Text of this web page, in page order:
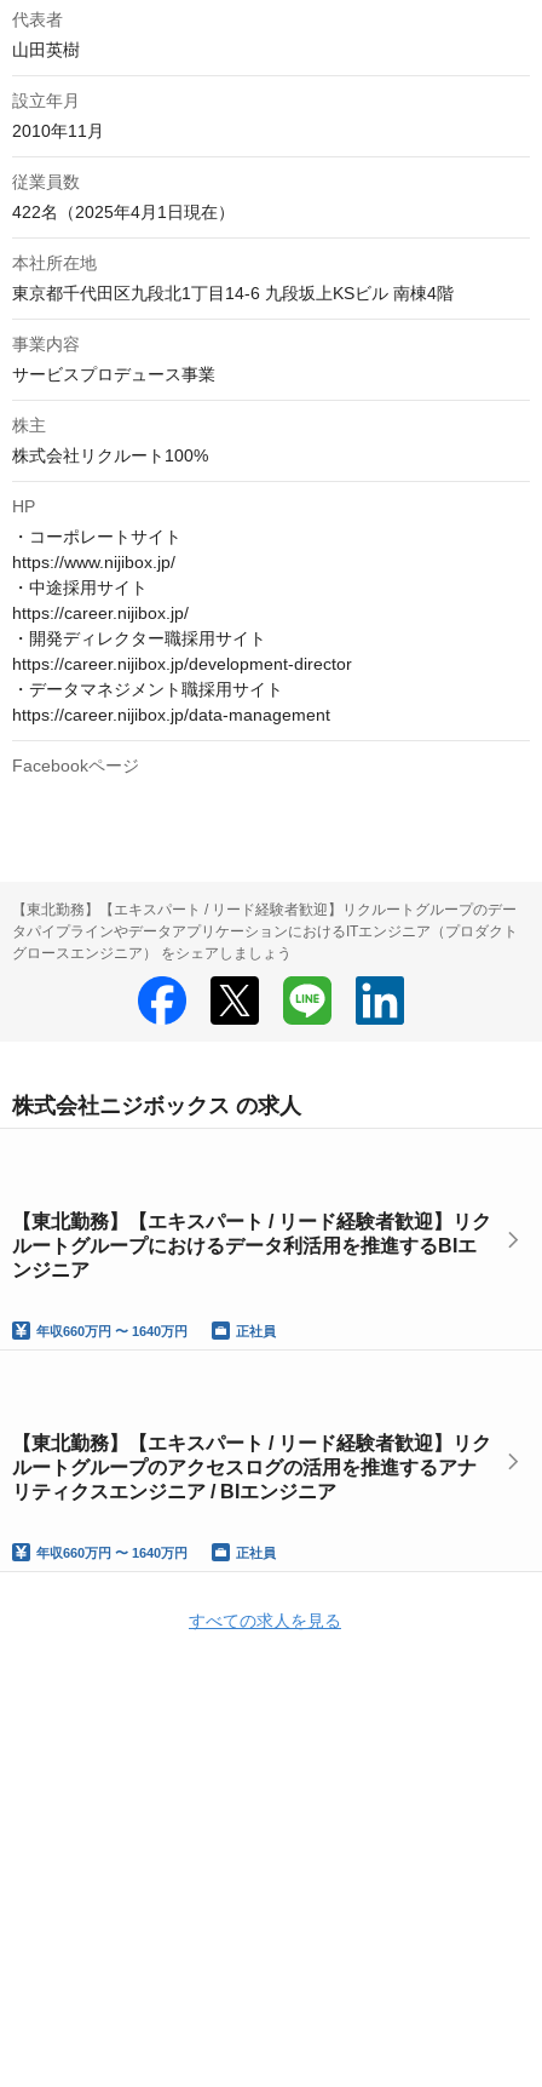
代表者
山田英樹
設立年月
2010年11月
従業員数
422名（2025年4月1日現在）
本社所在地
東京都千代田区九段北1丁目14-6 九段坂上KSビル 南棟4階
事業内容
サービスプロデュース事業
株主
株式会社リクルート100%
HP
・コーポレートサイト
https://www.nijibox.jp/
・中途採用サイト
https://career.nijibox.jp/
・開発ディレクター職採用サイト
https://career.nijibox.jp/development-director
・データマネジメント職採用サイト
https://career.nijibox.jp/data-management
Facebookページ
【東北勤務】【エキスパート / リード経験者歓迎】リクルートグループのデー
タパイプラインやデータアプリケーションにおけるITエンジニア（プロダクト
グロースエンジニア） をシェアしましょう
株式会社ニジボックス の求人
【東北勤務】【エキスパート / リード経験者歓迎】リク
ルートグループにおけるデータ利活用を推進するBIエ
ンジニア
年収660万円 〜 1640万円 正社員
【東北勤務】【エキスパート / リード経験者歓迎】リク
ルートグループのアクセスログの活用を推進するアナ
リティクスエンジニア / BIエンジニア
年収660万円 〜 1640万円 正社員
すべての求人を見る